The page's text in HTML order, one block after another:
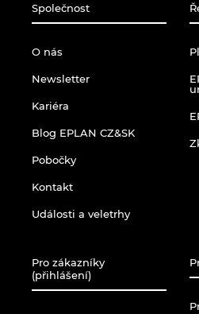
Společnost
O nás
Newsletter
Kariéra
Blog EPLAN CZ&SK
Pobočky
Kontakt
Události a veletrhy
Pro zákazníky
(přihlášení)